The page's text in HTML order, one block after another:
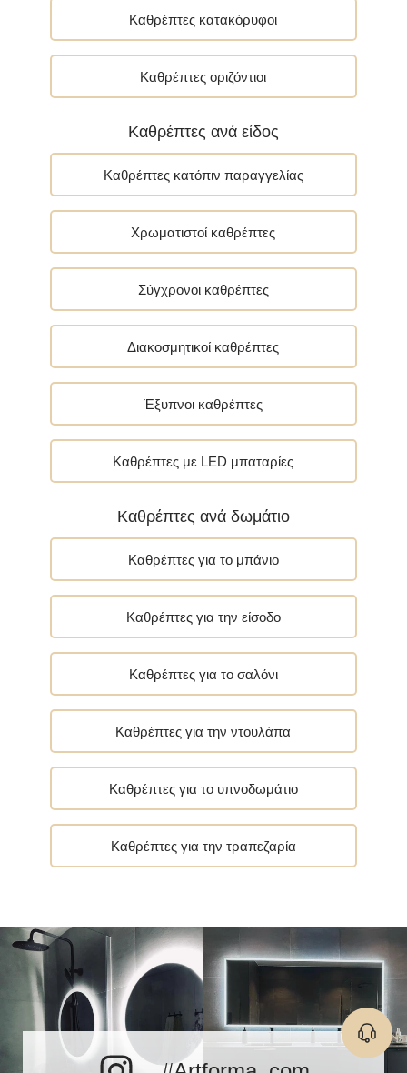
Καθρέπτες κατακόρυφοι
Καθρέπτες οριζόντιοι
Καθρέπτες ανά είδος
Καθρέπτες κατόπιν παραγγελίας
Χρωματιστοί καθρέπτες
Σύγχρονοι καθρέπτες
Διακοσμητικοί καθρέπτες
Έξυπνοι καθρέπτες
Καθρέπτες με LED μπαταρίες
Καθρέπτες ανά δωμάτιο
Καθρέπτες για το μπάνιο
Καθρέπτες για την είσοδο
Καθρέπτες για το σαλόνι
Καθρέπτες για την ντουλάπα
Καθρέπτες για το υπνοδωμάτιο
Καθρέπτες για την τραπεζαρία